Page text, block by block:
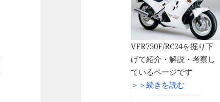
VFR750F/RC24を掘り下
げて紹介・解説・考察し
ているページです
＞＞続きを読む